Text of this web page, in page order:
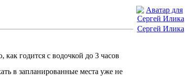
годится с водочкой до 3 часов
в запланированные места уже не
Сергей Илика